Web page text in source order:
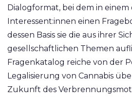
Dialogformat, bei dem in
Interessent:innen einen
dessen Basis sie die aus ihrer
gesellschaftlichen Themen
Fragenkatalog reiche von der
Legalisierung von Cannabis
Zukunft des